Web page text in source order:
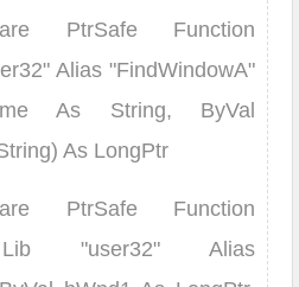
PtrSafe Function
Alias "FindWindowA"
As String, ByVal
As LongPtr
PtrSafe Function
Lib "user32" Alias